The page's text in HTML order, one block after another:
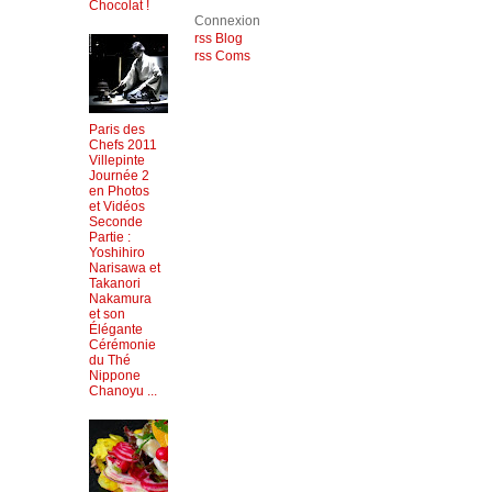
Chocolat !
Paris des
Chefs 2011
Villepinte
Journée 2
en Photos
et Vidéos
Seconde
Partie :
Yoshihiro
Narisawa et
Takanori
Nakamura
et son
Élégante
Cérémonie
du Thé
Nippone
Chanoyu ...
Connexion
rss Blog
rss Coms